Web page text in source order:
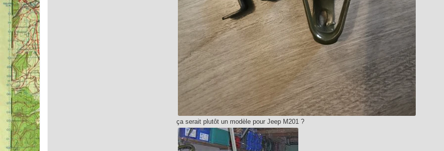
ça serait plutôt un modèle pour Jeep M201 ?